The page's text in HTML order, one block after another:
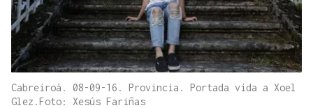
Cabreiroá. 08-09-16. Provincia. Portada vida a Xoel
Glez.Foto: Xesús Fariñas